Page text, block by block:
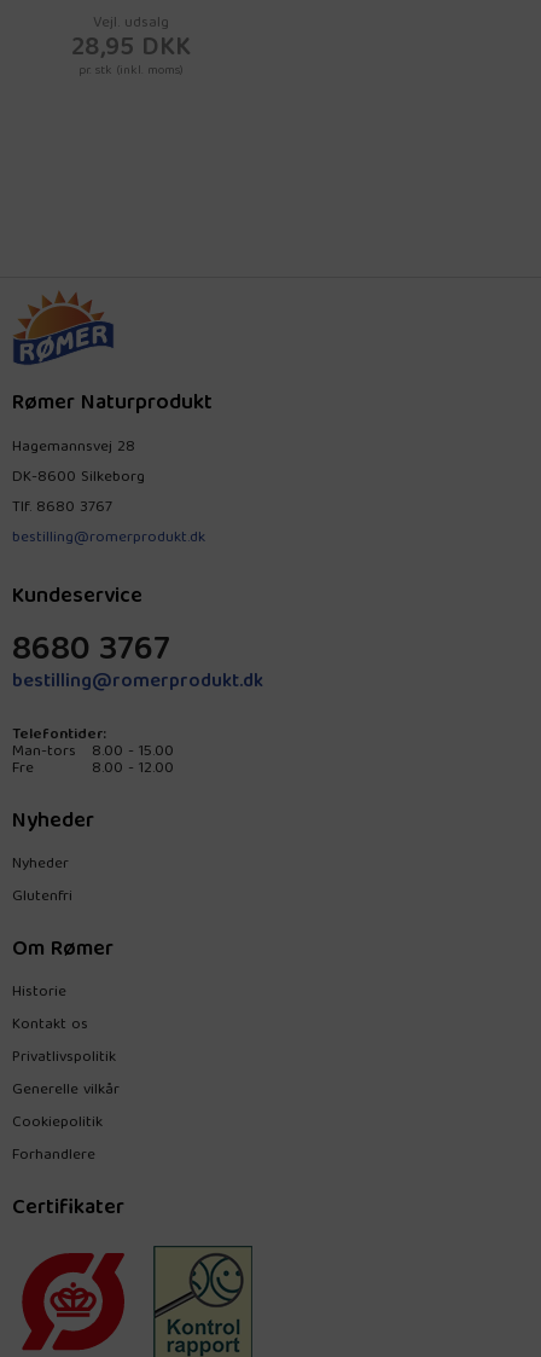
Vejl. udsalg
28,95 DKK
pr. stk (inkl. moms)
Rømer Naturprodukt
Hagemannsvej 28
DK-8600 Silkeborg
Tlf. 8680 3767
bestilling@romerprodukt.dk
Kundeservice
8680 3767
bestilling@romerprodukt.dk
Telefontider:
Man-tors 8.00 - 15.00
Fre 8.00 - 12.00
Nyheder
Nyheder
Glutenfri
Om Rømer
Historie
Kontakt os
Privatlivspolitik
Generelle vilkår
Cookiepolitik
Forhandlere
Certifikater